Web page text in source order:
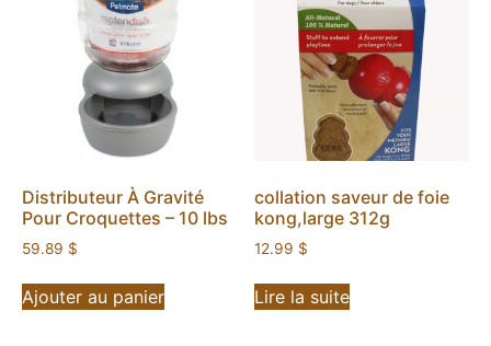
Distributeur À Gravité
Pour Croquettes – 10 lbs
59.89 $
Ajouter au panier
collation saveur de foie
kong,large 312g
12.99 $
Lire la suite